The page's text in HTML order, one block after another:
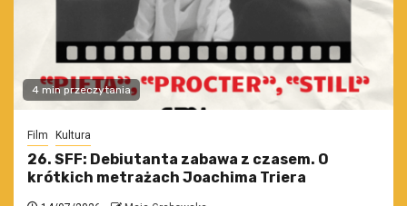
4 min przeczytania
Film Kultura
26. SFF: Debiutanta zabawa z czasem. O
krótkich metrażach Joachima Triera